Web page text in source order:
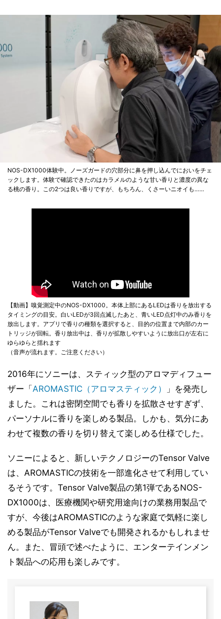
NOS-DX1000体験中。ノーズガードの穴部分に鼻を押し込んでにおいをチェ
ックします。体験で確認できたのはカラメルのような甘い香りと濃度の異な
る桃の香り。この2つは良い香りですが、もちろん、くさーいニオイも……
【動画】嗅覚測定中のNOS-DX1000。本体上部にあるLEDは香りを放出する
タイミングの目安。白いLEDが3回点滅したあと、青いLED点灯中のみ香りを
放出します。アプリで香りの種類を選択すると、目的の位置まで内部のカー
トリッジが回転。香り放出中は、香りが拡散しやすいように放出口が左右に
ゆらゆらと揺れます
（音声が流れます。ご注意ください）
2016年にソニーは、スティック型のアロマディフュー
ザー「AROMASTIC（アロマスティック）
」を発売し
ました。これは密閉空間でも香りを拡散させすぎず、
パーソナルに香りを楽しめる製品。しかも、気分にあ
わせて複数の香りを切り替えて楽しめる仕様でした。
ソニーによると、新しいテクノロジーのTensor Valve
は、AROMASTICの技術を一部進化させて利用してい
るそうです。Tensor Valve製品の第1弾であるNOS-
DX1000は、医療機関や研究用途向けの業務用製品で
すが、今後はAROMASTICのような家庭で気軽に楽し
める製品がTensor Valveでも開発されるかもしれませ
ん。また、冒頭で述べたように、エンターテインメン
ト製品への応用も楽しみです。